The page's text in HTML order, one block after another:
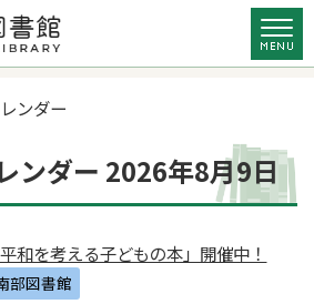
ンダー
ンダー 2026年8月9日
和を考える子どもの本」開催中！
部図書館